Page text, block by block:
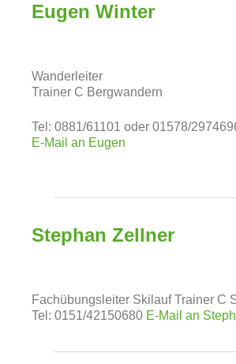
Eugen Winter
Wanderleiter
Trainer C Bergwandern
Tel: 0881/61101 oder 01578/
E-Mail an Eugen
Stephan Zellner
Fachübungsleiter SkilaufTrainer C
Tel: 0151/42150680 E-Mail an